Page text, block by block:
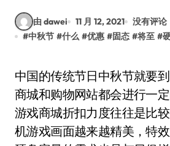
由 dawei 11 月 12, 2021
没有评论
#中秋节 #什么 #优惠 #固态 #将至 #
中国的传统节日中秋节就要到了，不少的游戏
商城和购物网站都会进行一
游戏商城折扣力度往往是比
机游戏画面越来越精美，特